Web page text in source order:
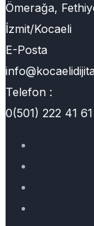
Ömerağa,
İzmit/Kocaeli
E-Posta
Telefon :
0(501) 222 41 61